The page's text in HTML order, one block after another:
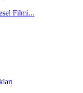
Filmi...